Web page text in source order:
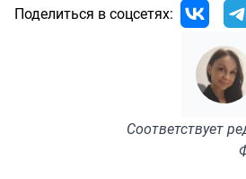
Поделиться в соцсетях:
Соответствует